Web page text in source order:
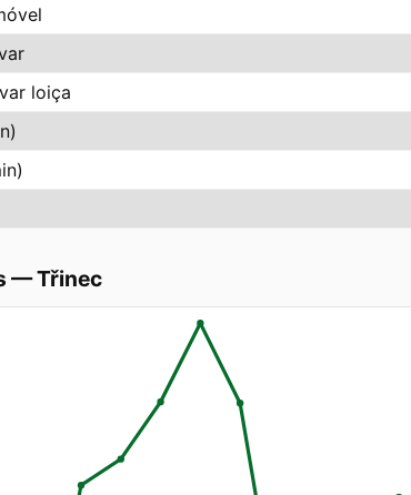
loiça
—Třinec